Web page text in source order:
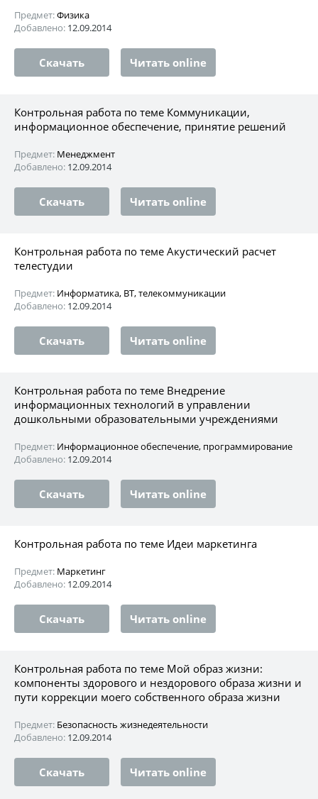
Предмет:Физика
Добавлено: 12.09.2014
Скачать Читать online
Контрольная работа по теме Коммуникации,
информационное обеспечение, принятие решений
Предмет: Менеджмент
Добавлено: 12.09.2014
Скачать Читать online
Контрольная работа по теме Акустический расчет
телестудии
Предмет: Информатика, ВТ, телекоммуникации
Добавлено: 12.09.2014
Скачать Читать online
Контрольная работа по теме Внедрение
информационных технологий в управлении
дошкольными образовательными учреждениями
Предмет: Информационное обеспечение, программирование
Добавлено: 12.09.2014
Скачать Читать online
Контрольная работа по теме Идеи маркетинга
Предмет: Маркетинг
Добавлено: 12.09.2014
Скачать Читать online
Контрольная работа по теме Мой образ жизни:
компоненты здорового и нездорового образа жизни и
пути коррекции моего собственного образа жизни
Предмет: Безопасность жизнедеятельности
Добавлено: 12.09.2014
Скачать Читать online